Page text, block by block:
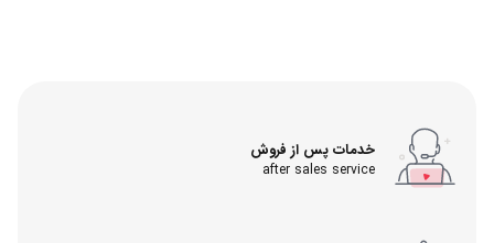
خدمات پس از فروش
after sales service